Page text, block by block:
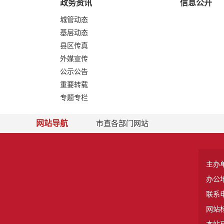
政务资讯
城管动态
基层动态
县区传真
外媒宣传
公示公告
重要转载
专题专栏
信息公开
网站导航 市直各部门网站
主办
办公
联系
网站